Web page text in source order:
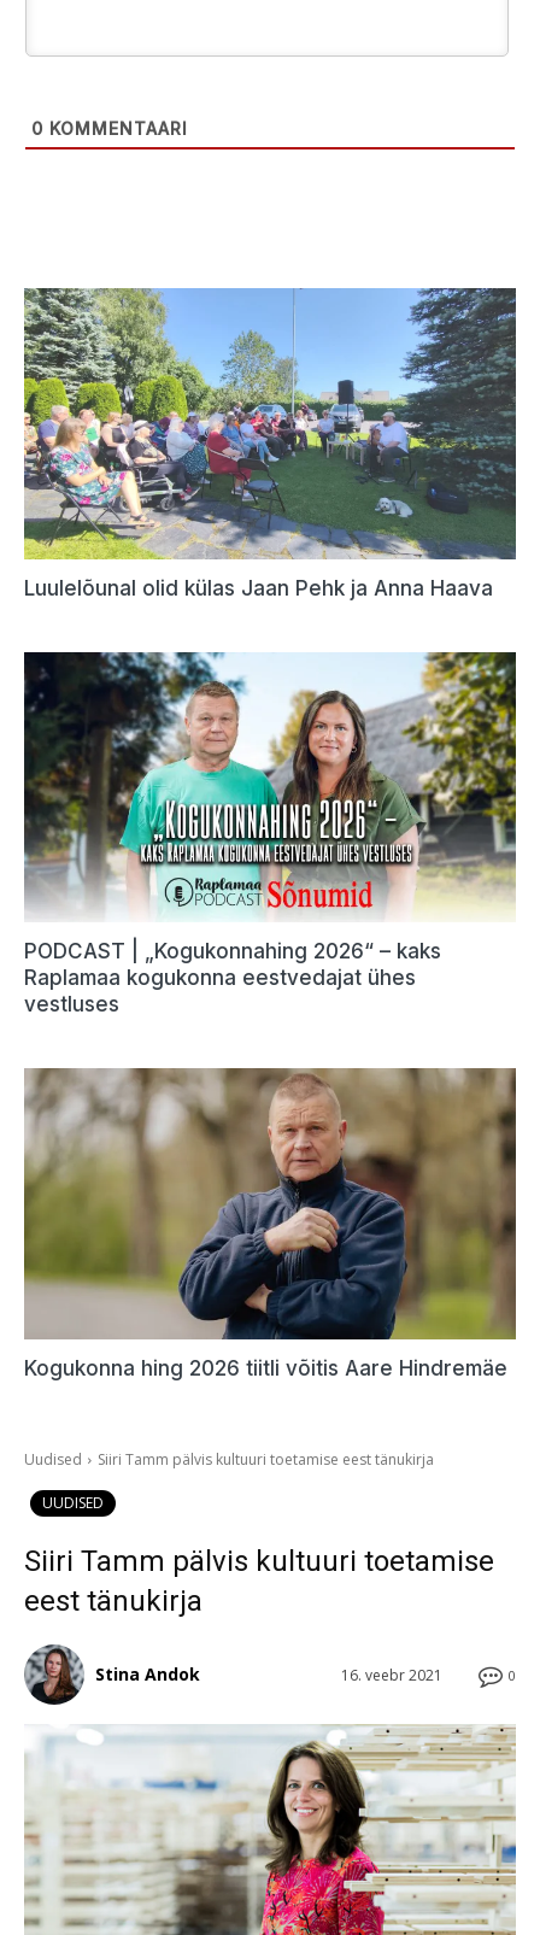
0 KOMMENTAARI
Luulelõunal olid külas Jaan Pehk ja Anna Haava
PODCAST | „Kogukonnahing 2026“ – kaks
Raplamaa kogukonna eestvedajat ühes
vestluses
Kogukonna hing 2026 tiitli võitis Aare Hindremäe